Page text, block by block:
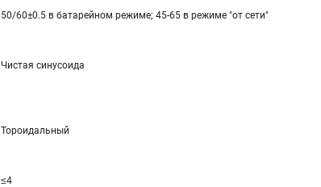
50/60±0.5 в батарейном режиме; 45-65 в режиме "от сети"
Чистая синусоида
Тороидальный
≤4